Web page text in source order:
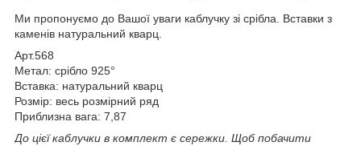
Ми пропонуємо до Вашої уваги каблучку зі срібла. Вставки з
каменів натуральний кварц.
Арт.568
Метал: срібло 925°
Вставка: натуральний кварц
Розмір: весь розмірний ряд
Приблизна вага: 7,87
До цієї каблучки в комплект є сережки. Щоб побачити